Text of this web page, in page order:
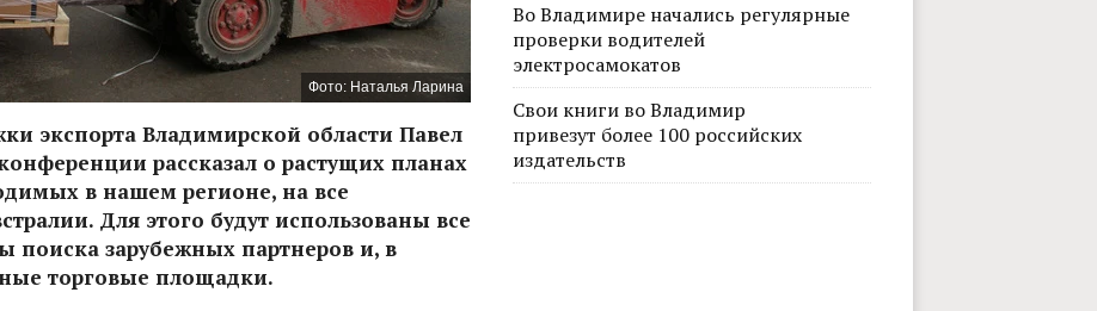
Фото: Наталья Ларина
экспорта Владимирской области Павел
рассказал о растущих планах
в нашем регионе, на все
Для этого будут использованы все
поиска зарубежных партнеров и, в
торговые площадки.
Во Владимире начались регулярные
проверки водителей
электросамокатов
Свои книги во Владимир
привезут более 100 российских
издательств